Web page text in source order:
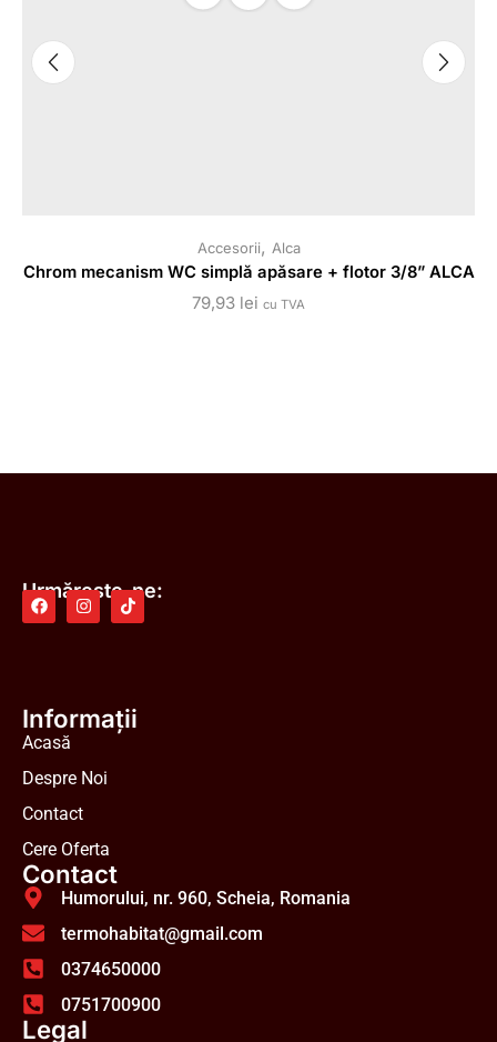
Accesorii, Alca
Chrom mecanism WC simplă apăsare + flotor 3/8” ALCA
79,93 lei cu TVA
Urmărește-ne:
Informații
Acasă
Despre Noi
Contact
Cere Oferta
Contact
Humorului, nr. 960, Scheia, Romania
termohabitat@gmail.com
0374650000
0751700900
Legal